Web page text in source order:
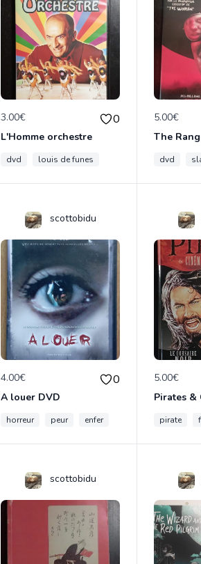
3.00€ 0
L'Homme orchestre
dvd louis de funes
5.00€
The
dvd
scottobidu
4.00€ 0
A louer DVD
horreur peur enfer
5.00€
pirate
scottobidu